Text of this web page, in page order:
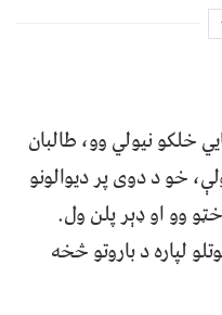
خلکو نيولي وو، طالبان
خو د دوی پر ديوالونو
وو او ډېر پلن ول.
لپاره د باروتو څخه